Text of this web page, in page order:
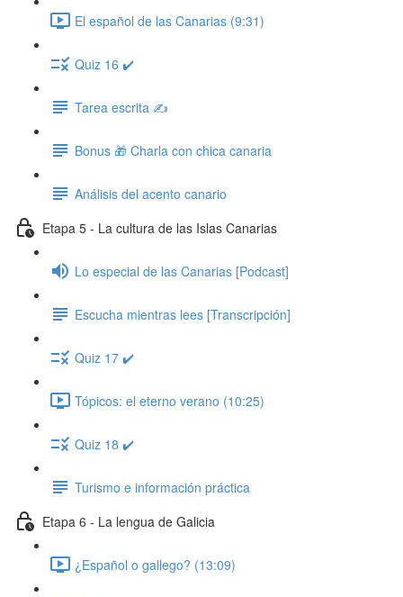
El español de las Canarias (9:31)
Quiz 16 ✔️
Tarea escrita ✍️
Bonus 🎁 Charla con chica canaria
Análisis del acento canario
Etapa 5 - La cultura de las Islas Canarias
Lo especial de las Canarias [Podcast]
Escucha mientras lees [Transcripción]
Quiz 17 ✔️
Tópicos: el eterno verano (10:25)
Quiz 18 ✔️
Turismo e información práctica
Etapa 6 - La lengua de Galicia
¿Español o gallego? (13:09)